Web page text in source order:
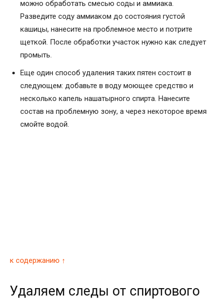
можно обработать смесью соды и аммиака.
Разведите соду аммиаком до состояния густой
кашицы, нанесите на проблемное место и потрите
щеткой. После обработки участок нужно как следует
промыть.
Еще один способ удаления таких пятен состоит в
следующем: добавьте в воду моющее средство и
несколько капель нашатырного спирта. Нанесите
состав на проблемную зону, а через некоторое время
смойте водой.
к содержанию ↑
Удаляем следы от спиртового